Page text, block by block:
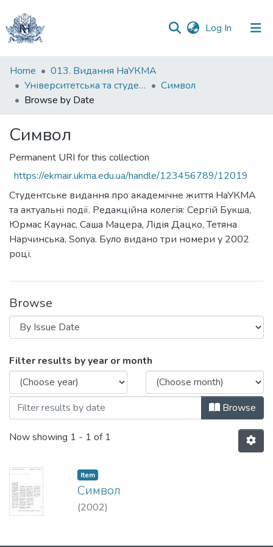
Log In (current)
Communities
&
Collections
Home
013. Видання НаУКМА
Університетська та студентська періодика
Символ
Browse by Date
Символ
Permanent URI for this collection
https://ekmair.ukma.edu.ua/handle/123456789/12019
Студентське видання про академічне життя НаУКМА
та актуальні події. Редакційна колегія: Сергій Букша,
Юрмас Каунас, Саша Мацера, Лідія Дацко, Тетяна
Нарчинська, Sonya. Було видано три номери у 2002
році.
Browse
Browsing Символ by Issue Date
Filter results by year or month
Browse
Now showing 1 - 1 of 1
Item
Символ
(2002)